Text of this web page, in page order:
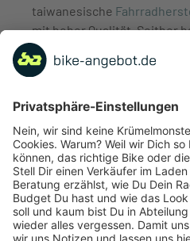
taiwanesische
mit hoher Qualität. Seither
viele Innovationen und neue
entwickelt und zur
Fahrräder mit
während andere Hersteller
Stahlrahmen setzten.
Auch bei der Herstellung
Carbon leistete die Firma
MitLivhaben sie zudem
Frauen ins Leben gerufen,